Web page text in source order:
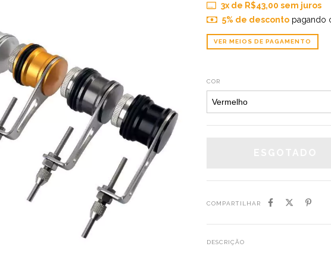
3x de R$43,00 sem juros
5% de descontopagando
VER MEIOS DE PAGAMENTO
COR
COMPARTILHAR
DESCRIÇÃO